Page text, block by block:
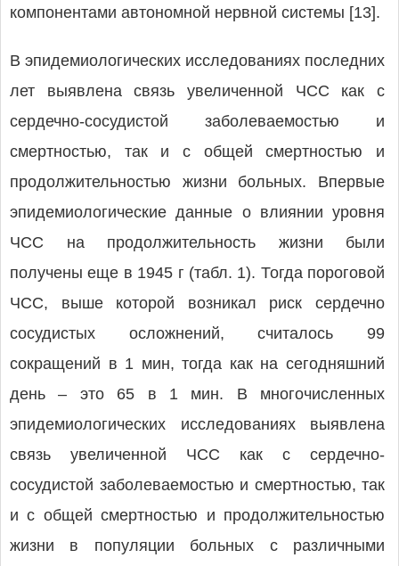
компонентами автономной нервной системы [13].
В эпидемиологических исследованиях последних
лет выявлена связь увеличенной ЧСС как с
сердечно-сосудистой заболеваемостью и
смертностью, так и с общей смертностью и
продолжительностью жизни больных. Впервые
эпидемиологические данные о влиянии уровня
ЧСС на продолжительность жизни были
получены еще в 1945 г (табл. 1). Тогда пороговой
ЧСС, выше которой возникал риск сердечно
сосудистых осложнений, считалось 99
сокращений в 1 мин, тогда как на сегодняшний
день – это 65 в 1 мин. В многочисленных
эпидемиологических исследованиях выявлена
связь увеличенной ЧСС как с сердечно-
сосудистой заболеваемостью и смертностью, так
и с общей смертностью и продолжительностью
жизни в популяции больных с различными